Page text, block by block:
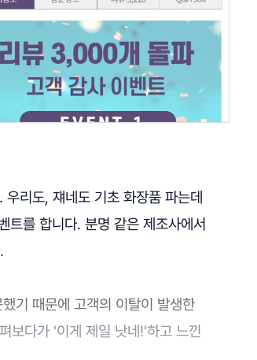
리도, 쟤네도 기초 화장품 파는데
를 합니다. 분명 같은 제조사에서
기 때문에 고객의 이탈이 발생한
보다가 '이게 제일 낫네!'하고 느낀